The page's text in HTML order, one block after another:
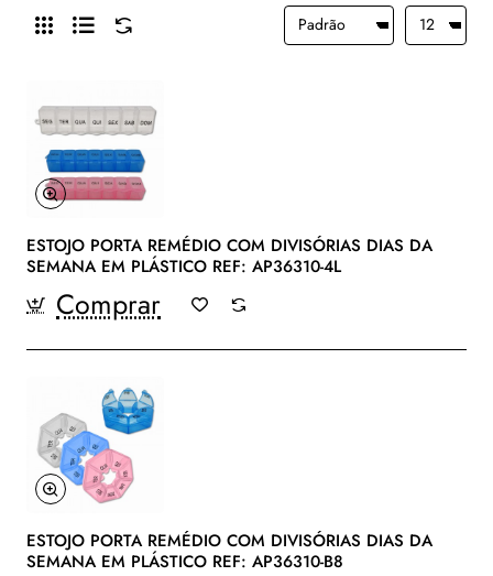
ESTOJO PORTA REMÉDIO COM DIVISÓRIAS DIAS DA
SEMANA EM PLÁSTICO REF: AP36310-4L
Comprar
ESTOJO PORTA REMÉDIO COM DIVISÓRIAS DIAS DA
SEMANA EM PLÁSTICO REF: AP36310-B8